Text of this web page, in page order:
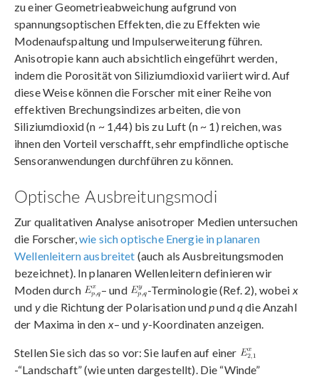
zu einer Geometrieabweichung aufgrund von
spannungsoptischen Effekten, die zu Effekten wie
Modenaufspaltung und Impulserweiterung führen.
Anisotropie kann auch absichtlich eingeführt werden,
indem die Porosität von Siliziumdioxid variiert wird. Auf
diese Weise können die Forscher mit einer Reihe von
effektiven Brechungsindizes arbeiten, die von
Siliziumdioxid (n ~ 1,44) bis zu Luft (n ~ 1) reichen, was
ihnen den Vorteil verschafft, sehr empfindliche optische
Sensoranwendungen durchführen zu können.
Optische Ausbreitungsmodi
Zur qualitativen Analyse anisotroper Medien untersuchen
die Forscher,wie sich optische Energie in planaren
Wellenleitern ausbreitet (auch als Ausbreitungsmoden
bezeichnet). In planaren Wellenleitern definieren wir
Moden durch
– und -Terminologie (Ref. 2), wobei x
und ydie Richtung der Polarisation undpundqdie Anzahl
der Maxima in den x– und y-Koordinaten anzeigen.
Stellen Sie sich das so vor: Sie laufen auf einer
-“Landschaft” (wie unten dargestellt). Die “Winde”